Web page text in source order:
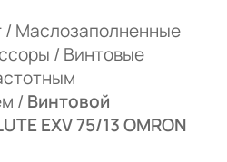
/ Маслозаполненные
/ Винтовые
/ Винтовой
EXV 75/13 OMRON